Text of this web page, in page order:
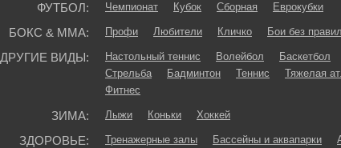
ФУТБОЛ: Чемпионат Кубок Сборная Еврокубки
БОКС & ММА: Профи Любители Кличко Бои без правил
ДРУГИЕ ВИДЫ: Настольный теннис Волейбол Баскетбол
Стрельба
Бадминтон Теннис Тяжелая
Фитнес
ЗИМА: Лыжи Коньки Хоккей
ЗДОРОВЬЕ: Тренажерные залы Бассейны и аквапарки